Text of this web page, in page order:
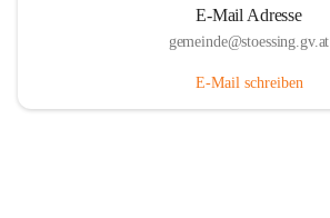
E-Mail Adresse
gemeinde@stoessing.gv.at
E-Mail schreiben